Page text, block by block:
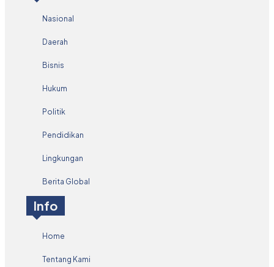
Nasional
Daerah
Bisnis
Hukum
Politik
Pendidikan
Lingkungan
Berita Global
Info
Home
Tentang Kami